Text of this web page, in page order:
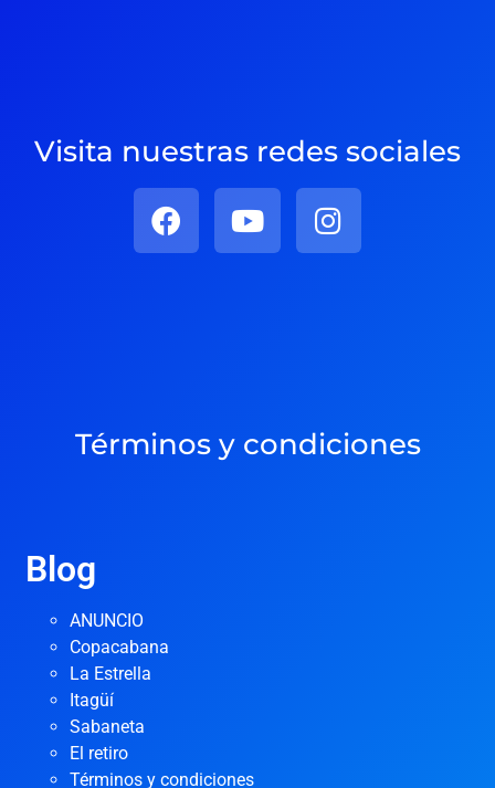
Visita nuestras redes sociales
Términos y condiciones
Blog
ANUNCIO
Copacabana
La Estrella
Itagüí
Sabaneta
El retiro
Términos y condiciones